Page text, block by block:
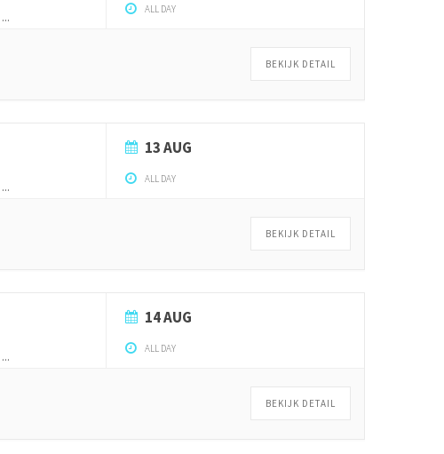
... ALL DAY
BEKIJK DETAIL
...
13 AUG
ALL DAY
BEKIJK DETAIL
...
14 AUG
ALL DAY
BEKIJK DETAIL